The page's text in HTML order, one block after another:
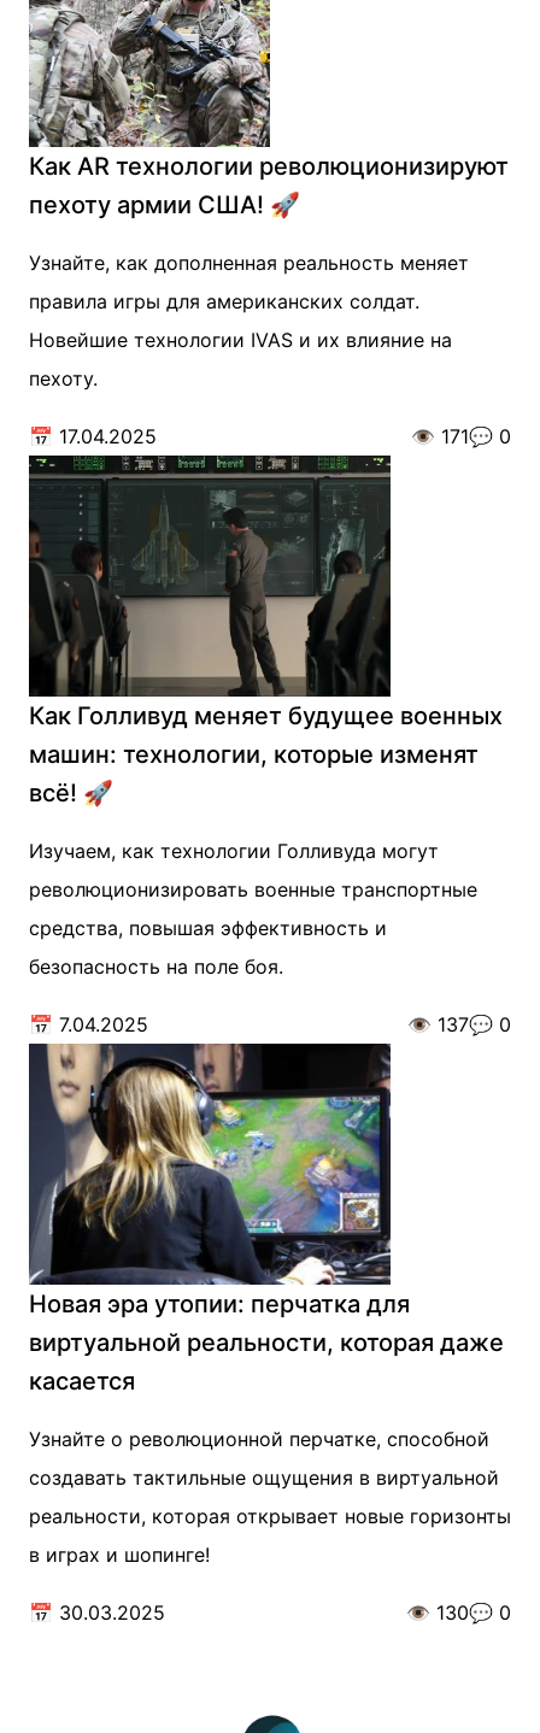
Как AR технологии революционизируют
пехоту армии США! 🚀
Узнайте, как дополненная реальность меняет
правила игры для американских солдат.
Новейшие технологии IVAS и их влияние на
пехоту.
📅 17.04.2025 👁️ 171💬 0
Как Голливуд меняет будущее военных
машин: технологии, которые изменят
всё! 🚀
Изучаем, как технологии Голливуда могут
революционизировать военные транспортные
средства, повышая эффективность и
безопасность на поле боя.
📅 7.04.2025 👁️ 137💬 0
Новая эра утопии: перчатка для
виртуальной реальности, которая даже
касается
Узнайте о революционной перчатке, способной
создавать тактильные ощущения в виртуальной
реальности, которая открывает новые горизонты
в играх и шопинге!
📅 30.03.2025 👁️ 130💬 0